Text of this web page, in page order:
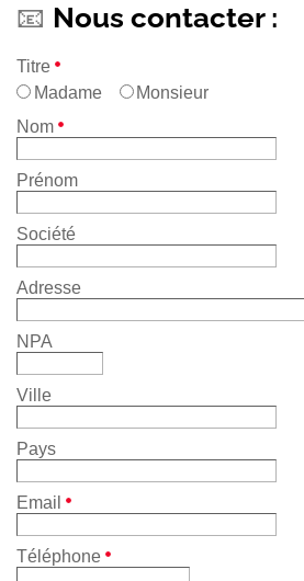
📧 Nous contacter :
Titre
Madame
Monsieur
Nom
Prénom
Société
Adresse
NPA
Ville
Pays
Email
Téléphone